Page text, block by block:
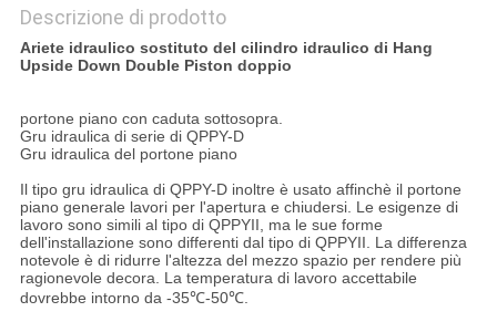
Descrizione di prodotto
Ariete idraulico sostituto del cilindro idraulico di Hang
Upside Down Double Piston doppio
portone piano con caduta sottosopra.
Gru idraulica di serie di QPPY-D
Gru idraulica del portone piano
Il tipo gru idraulica di QPPY-D inoltre è usato affinchè il portone
piano generale lavori per l'apertura e chiudersi. Le esigenze di
lavoro sono simili al tipo di QPPYII, ma le sue forme
dell'installazione sono differenti dal tipo di QPPYII. La differenza
notevole è di ridurre l'altezza del mezzo spazio per rendere più
ragionevole decora. La temperatura di lavoro accettabile
dovrebbe intorno da -35℃-50℃.